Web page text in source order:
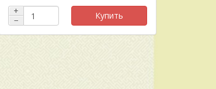
+
−
Купить